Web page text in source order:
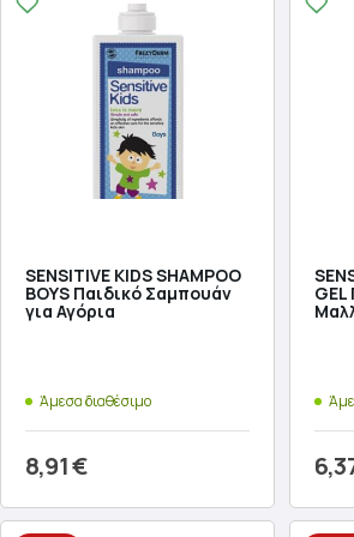
SENSITIVE KIDS SHAMPOO
BOYS Παιδικό Σαμπουάν
για Αγόρια
Άμεσα διαθέσιμο
8,91€
Προσθήκη στο καλάθι
GEL